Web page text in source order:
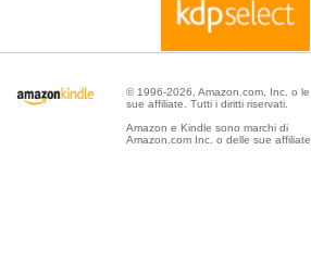
© 1996-2026, Amazon.com, Inc. o le
sue affiliate. Tutti i diritti riservati.
Amazon e Kindle sono marchi di
Amazon.com Inc. o delle sue affiliate.